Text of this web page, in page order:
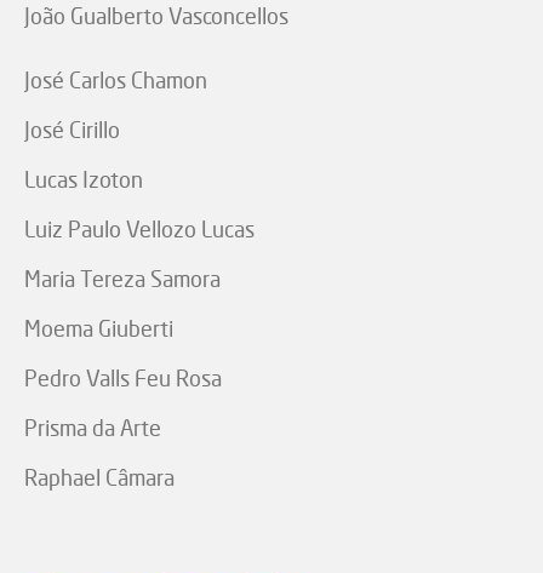
João Gualberto Vasconcellos
José Carlos Chamon
José Cirillo
Lucas Izoton
Luiz Paulo Vellozo Lucas
Maria Tereza Samora
Moema Giuberti
Pedro Valls Feu Rosa
Prisma da Arte
Raphael Câmara